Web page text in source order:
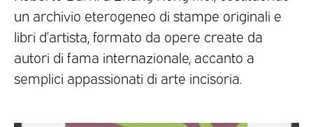
un archivio eterogeneo di stampe originali e
libri d’artista, formato da opere create da
autori di fama internazionale, accanto a
semplici appassionati di arte incisoria.